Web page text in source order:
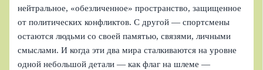
нейтральное, «обезличенное» пространство, защищенное
от политических конфликтов. С другой — спортсмены
остаются людьми со своей памятью, связями, личными
смыслами. И когда эти два мира сталкиваются на уровне
одной небольшой детали — как флаг на шлеме —